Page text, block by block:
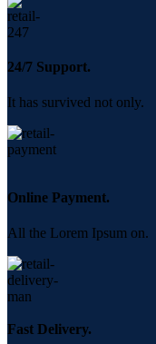
24/7 Support.
It has survived not only.
Online Payment.
All the Lorem Ipsum on.
Fast Delivery.